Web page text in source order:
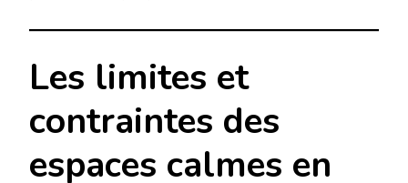
Les limites et
contraintes des
espaces calmes en